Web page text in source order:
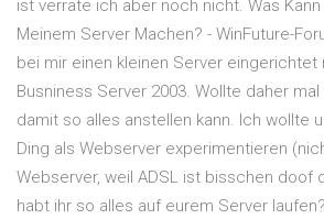
ist verrate ich aber noch nicht. Was
Meinem Server Machen? - WinFuture-
bei mir einen kleinen Server eingerichtet
Busniness Server 2003. Wollte daher
damit so alles anstellen kann. Ich wollte
Ding als Webserver experimentieren
Webserver, weil ADSL ist bisschen doof
habt ihr so alles auf eurem Server